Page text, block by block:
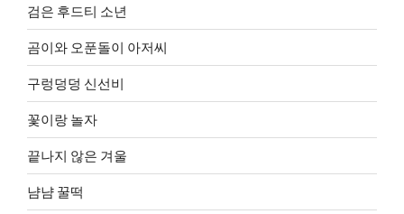
검은 후드티 소년
곰이와 오푼돌이 아저씨
구렁덩덩 신선비
꽃이랑 놀자
끝나지 않은 겨울
냠냠 꿀떡